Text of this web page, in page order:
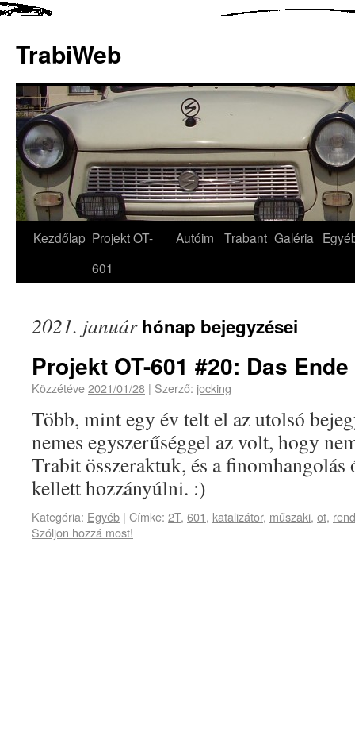
TrabiWeb
Kezdőlap Projekt OT-
601
Autóim Trabant Galéria
2021. januárhónap bejegyzései
Projekt OT-601 #20: Das Ende
Közzétéve2021/01/28 | Szerző: jocking
Több, mint egy év telt el az utolsó
nemes egyszerűséggel az volt, hogy
Trabit összeraktuk, és a finomhangolás
kellett hozzányúlni. :)
Kategória: Egyéb | Címke: 2T, 601, katalizátor, műszaki, ot,
Szóljon hozzá most!